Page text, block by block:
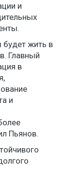
и
жить в
Главный
в
и
Пьянов.